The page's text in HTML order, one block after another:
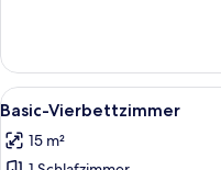
Zimmer
Alle
Fotos
für
12
Basic-Vierbettzimmer
15 m²